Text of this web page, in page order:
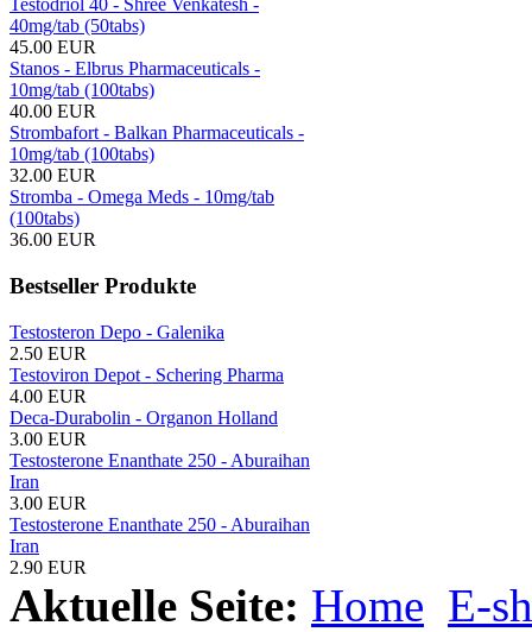
Testodriol 40 - Shree Venkatesh -
40mg/tab (50tabs)
45.00 EUR
Stanos - Elbrus Pharmaceuticals -
10mg/tab (100tabs)
40.00 EUR
Strombafort - Balkan Pharmaceuticals -
10mg/tab (100tabs)
32.00 EUR
Stromba - Omega Meds - 10mg/tab
(100tabs)
36.00 EUR
Bestseller Produkte
Testosteron Depo - Galenika
2.50 EUR
Testoviron Depot - Schering Pharma
4.00 EUR
Deca-Durabolin - Organon Holland
3.00 EUR
Testosterone Enanthate 250 - Aburaihan
Iran
3.00 EUR
Testosterone Enanthate 250 - Aburaihan
Iran
2.90 EUR
Aktuelle Seite: Home E-